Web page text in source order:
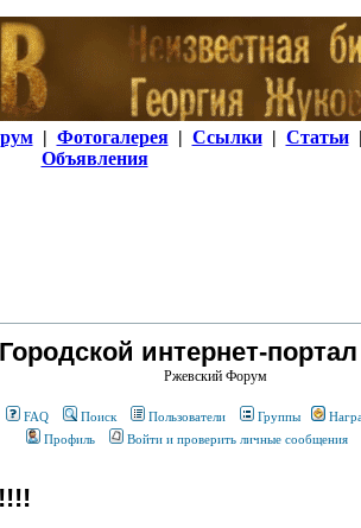
| Фотогалерея | Ссылки | Статьи |
Объявления
Городской интернет-
Ржевский Форум
FAQ Поиск Пользователи Группы
Профиль
Войти и проверить личные сообщения